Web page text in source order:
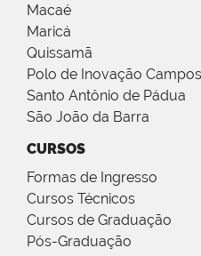
Macaé
Maricá
Quissamã
Polo de Inovação
Santo Antônio de Pádua
São João da Barra
CURSOS
Formas de Ingresso
Cursos Técnicos
Cursos de Graduação
Pós-Graduação